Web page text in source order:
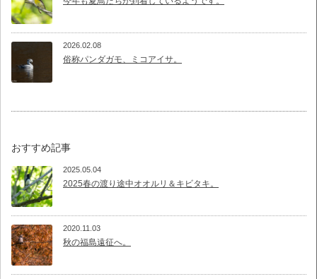
2026.02.08
俗称パンダガモ、ミコアイサ。
おすすめ記事
2025.05.04
2025春の渡り途中オオルリ＆キビタキ。
2020.11.03
秋の福島遠征へ。